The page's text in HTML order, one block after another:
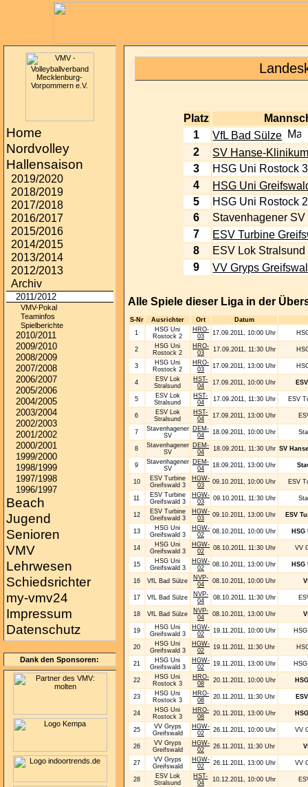
Home
Nordvolley
Hallensaison
2019/2020
2018/2019
2017/2018
2016/2017
2015/2016
2014/2015
2013/2014
2012/2013
Archiv
2011/2012
VMV-Pokal
Teaminfos
Spielberichte
2010/2011
2009/2010
2008/2009
2007/2008
2006/2007
2005/2006
2004/2005
2003/2004
2002/2003
2001/2002
2000/2001
1999/2000
1998/1999
1997/1998
1996/1997
Beach
Jugend
Senioren
VMV
Lehrwesen
Schiedsrichter
my-vmv24
Impressum
Datenschutz
Dank den Sponsoren:
Platz
1
VfL Bad Sülze
2
SV Hanse-
3
HSG Uni Rostock 3
4
HSG Uni
5
HSG Uni Rostock 2
6
Stavenhagener SV
7
ESV Turbine
8
ESV Lok Stralsund
9
VV Gryps
Alle Spiele dieser Liga in der
S-Nr Ausrichter Ort
Datum
1
HSG Uni
Rostock 2
HRO-
03
17.09.2011, 10:00 Uhr
2
HSG Uni
Rostock 2
HRO-
03
17.09.2011, 11:30 Uhr
3
HSG Uni
Rostock 2
HRO-
03
17.09.2011, 13:00 Uhr
4
ESV Lok
Stralsund
HST-
04
17.09.2011, 10:00 Uhr
5
ESV Lok
Stralsund
HST-
04
17.09.2011, 11:30 Uhr ESV
6
ESV Lok
Stralsund
HST-
04
17.09.2011, 13:00 Uhr
7
Stavenhagener
SV
DEM-
04
18.09.2011, 10:00 Uhr
8
Stavenhagener
SV
DEM-
04
18.09.2011, 11:30 Uhr SV
9
Stavenhagener
SV
DEM-
04
18.09.2011, 13:00 Uhr
10
ESV Turbine
Greifswald 3
HGW-
03
09.10.2011, 10:00 Uhr ESV
11
ESV Turbine
Greifswald 3
HGW-
03
09.10.2011, 11:30 Uhr
12
ESV Turbine
Greifswald 3
HGW-
03
09.10.2011, 13:00 Uhr ESV
13
HSG Uni
Greifswald 3
HGW-
02
08.10.2011, 10:00 Uhr
14
HSG Uni
Greifswald 3
HGW-
02
08.10.2011, 11:30 Uhr VV
15
HSG Uni
Greifswald 3
HGW-
02
08.10.2011, 13:00 Uhr
16 VfL Bad Sülze
NVP-
04
08.10.2011, 10:00 Uhr
17 VfL Bad Sülze
NVP-
04
08.10.2011, 11:30 Uhr
18 VfL Bad Sülze
NVP-
04
08.10.2011, 13:00 Uhr
19
HSG Uni
Greifswald 3
HGW-
02
19.11.2011, 10:00 Uhr
20
HSG Uni
Greifswald 3
HGW-
02
19.11.2011, 11:30 Uhr
21
HSG Uni
Greifswald 3
HGW-
02
19.11.2011, 13:00 Uhr
22
HSG Uni
Rostock 3
HRO-
08
20.11.2011, 10:00 Uhr
23
HSG Uni
Rostock 3
HRO-
08
20.11.2011, 11:30 Uhr
24
HSG Uni
Rostock 3
HRO-
08
20.11.2011, 13:00 Uhr
25
VV Gryps
Greifswald
HGW-
02
26.11.2011, 10:00 Uhr VV
26
VV Gryps
Greifswald
HGW-
02
26.11.2011, 11:30 Uhr
27
VV Gryps
Greifswald
HGW-
02
26.11.2011, 13:00 Uhr VV
28
ESV Lok
Stralsund
HST-
04
10.12.2011, 10:00 Uhr